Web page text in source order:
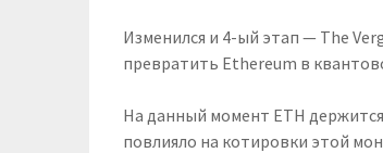
Изменился и 4-ый этап — The
превратить Ethereum в
На данный момент ETH
повлияло на котировки этой